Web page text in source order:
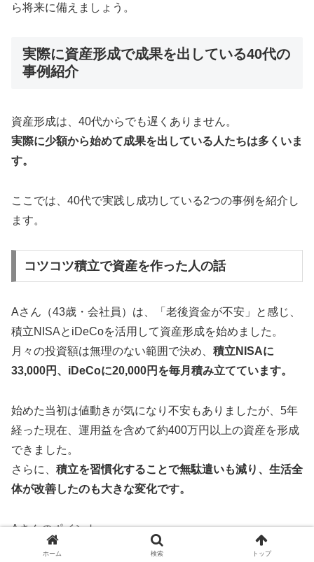
ら将来に備えましょう。
実際に資産形成で成果を出している40代の
事例紹介
資産形成は、40代からでも遅くありません。
実際に少額から始めて成果を出している人たちは多くいま
す。
ここでは、40代で実践し成功している2つの事例を紹介し
ます。
コツコツ積立で資産を作った人の話
Aさん（43歳・会社員）は、「老後資金が不安」と感じ、
積立NISAとiDeCoを活用して資産形成を始めました。
月々の投資額は無理のない範囲で決め、 積立NISAに
33,000円、iDeCoに20,000円を毎月積み立てています。
始めた当初は値動きが気になり不安もありましたが、5年
経った現在、運用益を含めて約400万円以上の資産を形成
できました。
さらに、 積立を習慣化することで無駄遣いも減り、生活全
体が改善したのも大きな変化です。
Aさんのポイント
ホーム 検索 トップ